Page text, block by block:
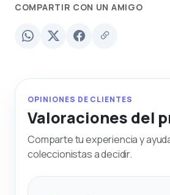
COMPARTIR CON UN AMIGO
OPINIONES DE CLIENTES
Valoraciones del
Comparte tu experiencia y
coleccionistas a decidir.